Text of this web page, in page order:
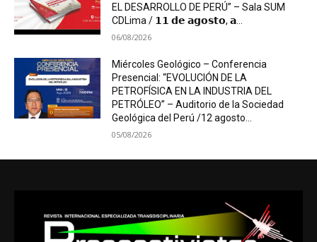
EL DESARROLLO DE PERÚ” – Sala SUM
CDLima / 𝟭𝟭 𝗱𝗲 𝗮𝗴𝗼𝘀𝘁𝗼, 𝗮...
06/08/2026
Miércoles Geológico – Conferencia
Presencial: “EVOLUCIÓN DE LA
PETROFÍSICA EN LA INDUSTRIA DEL
PETRÓLEO” – Auditorio de la Sociedad
Geológica del Perú /12 agosto...
05/08/2026